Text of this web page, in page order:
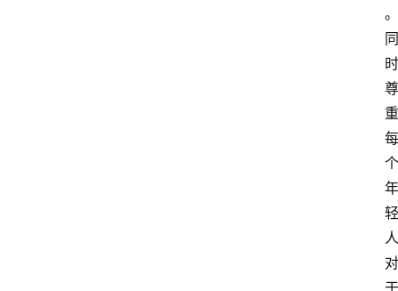
。
同
时
尊
重
每
个
年
轻
人
对
于